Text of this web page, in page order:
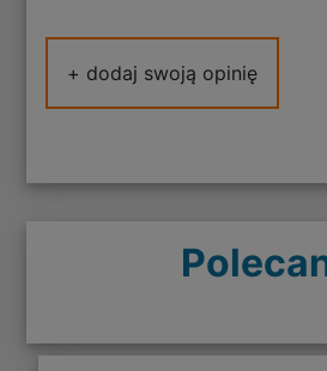
+ dodaj swoją opinię